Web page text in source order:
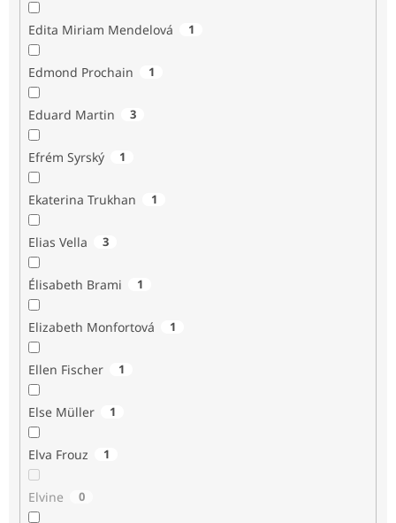
Edita Miriam Mendelová 1
Edmond Prochain 1
Eduard Martin 3
Efrém Syrský 1
Ekaterina Trukhan 1
Elias Vella 3
Élisabeth Brami 1
Elizabeth Monfortová 1
Ellen Fischer 1
Else Müller 1
Elva Frouz 1
Elvine 0